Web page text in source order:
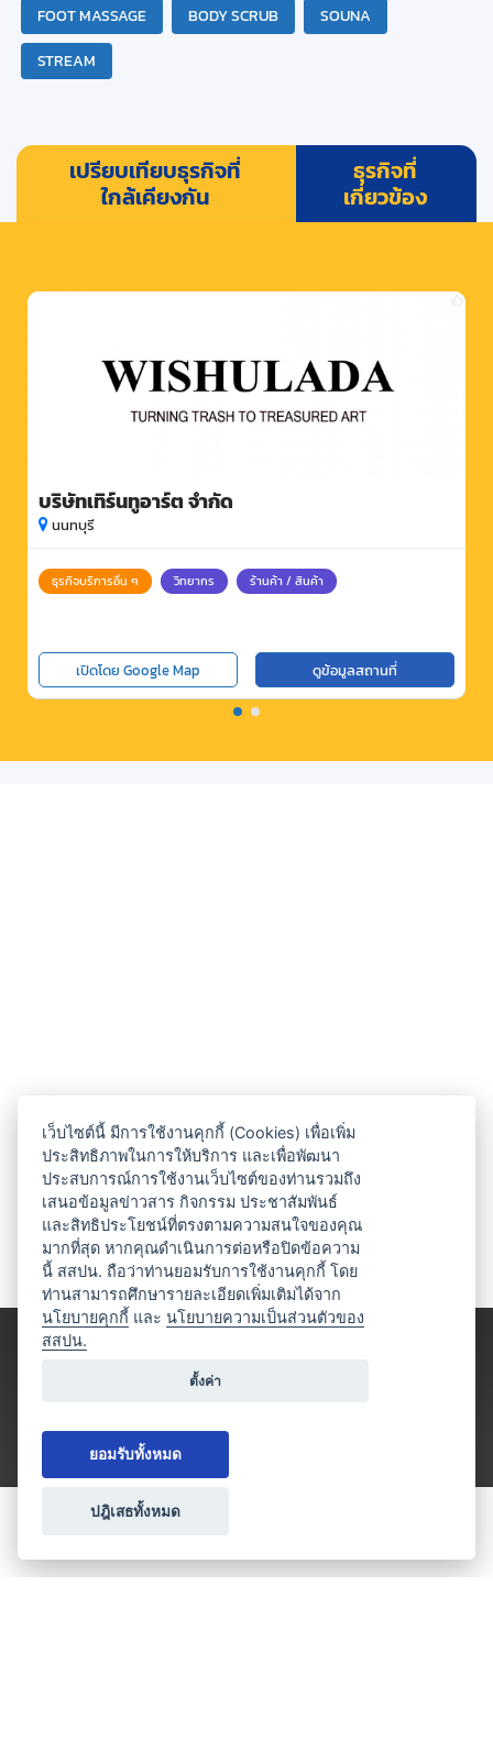
FOOT MASSAGE
BODY SCRUB
SOUNA
STREAM
เปรียบเทียบธุรกิจที่
ใกล้เคียงกัน
ธุรกิจที่
เกี่ยวข้อง
บริษัทเทิร์นทูอาร์ต จำกัด
นนทบุรี
ธุรกิจบริการอื่น ๆ วิทยากร ร้านค้า / สินค้า
เปิดโดย Google Map ดูข้อมูลสถานที่
ประเภทธุรกิจไมซ์
เว็บไซต์นี้ มีการใช้งานคุกกี้ (Cookies) เพื่อเพิ่ม
ประสิทธิภาพในการให้บริการ และเพื่อพัฒนา
ประสบการณ์การใช้งานเว็บไซต์ของท่านรวมถึง
เสนอข้อมูลข่าวสาร กิจกรรม ประชาสัมพันธ์
และสิทธิประโยชน์ที่ตรงตามความสนใจของคุณ
มากที่สุด หากคุณดำเนินการต่อหรือปิดข้อความ
นี้ สสปน. ถือว่าท่านยอมรับการใช้งานคุกกี้ โดย
ท่านสามารถศึกษารายละเอียดเพิ่มเติมได้จาก
นโยบายคุกกี้ และนโยบายความเป็นส่วนตัวของ
สสปน.
ตั้งค่า
ยอมรับทั้งหมด
ปฎิเสธทั้งหมด